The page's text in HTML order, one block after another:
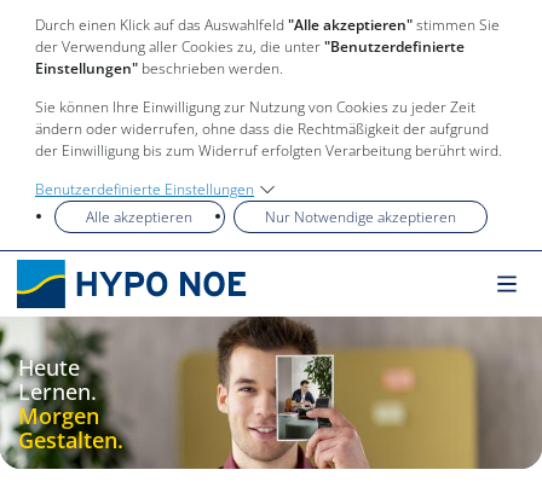
Durch einen Klick auf das Auswahlfeld "Alle akzeptieren"stimmen Sie
der Verwendung aller Cookies zu, die unter"Benutzerdefinierte
Einstellungen" beschrieben werden.
Sie können Ihre Einwilligung zur Nutzung von Cookies zu jeder Zeit
ändern oder widerrufen, ohne dass die Rechtmäßigkeit der aufgrund
der Einwilligung bis zum Widerruf erfolgten Verarbeitung berührt wird.
Benutzerdefinierte Einstellungen
Alle akzeptieren
Nur Notwendige akzeptieren
Heute
Lernen.
Morgen
Gestalten.